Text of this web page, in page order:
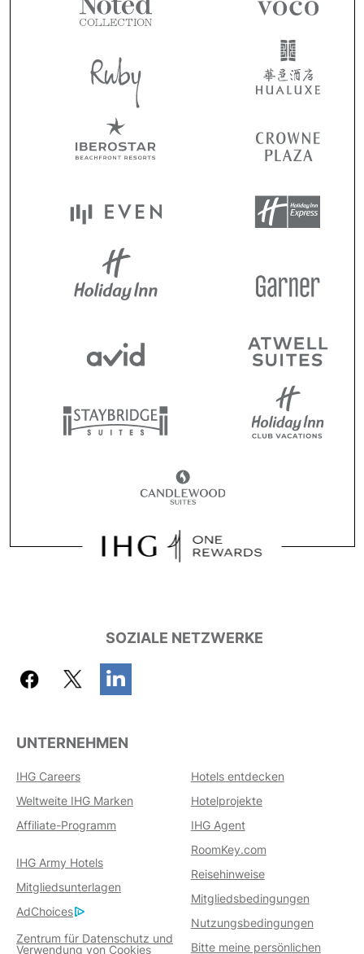
SOZIALE NETZWERKE
UNTERNEHMEN
IHG Careers
Hotels entdecken
Weltweite IHG Marken
Hotelprojekte
Affiliate-Programm
IHG Agent
RoomKey.com
IHG Army Hotels
Reisehinweise
Mitgliedsunterlagen
Mitgliedsbedingungen
AdChoices
Nutzungsbedingungen
Zentrum für Datenschutz und
Verwendung von Cookies
Bitte meine persönlichen